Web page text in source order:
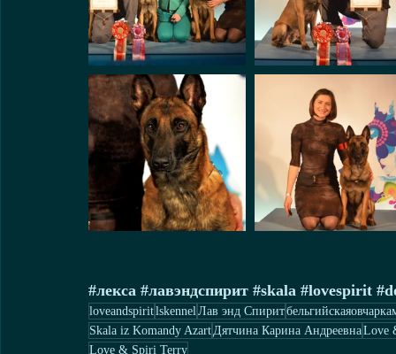
#лекса #лавэндспирит #skala #lovespirit
loveandspiritlskennelЛав энд Спирит
Skala iz Komandy AzartДятчина Карина АндреевнаLove
Love & Spiri Terry